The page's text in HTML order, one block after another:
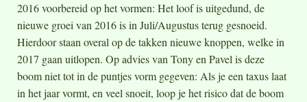
2016 voorbereid op het vormen: Het loof is uitgedund, de
nieuwe groei van 2016 is in Juli/Augustus terug gesnoeid.
Hierdoor staan overal op de takken nieuwe knoppen, welke in
2017 gaan uitlopen. Op advies van Tony en Pavel is deze
boom niet tot in de puntjes vorm gegeven: Als je een taxus laat
in het jaar vormt, en veel snoeit, loop je het risico dat de boom